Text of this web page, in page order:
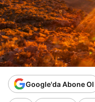
Google'da Abone Ol